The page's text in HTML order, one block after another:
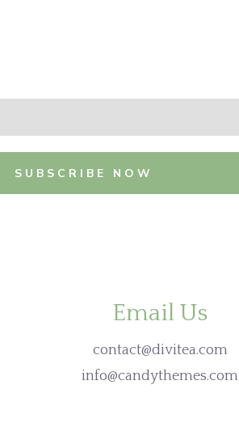
SUBSCRIBE NOW
Email Us
contact@divitea.com
info@candythemes.com